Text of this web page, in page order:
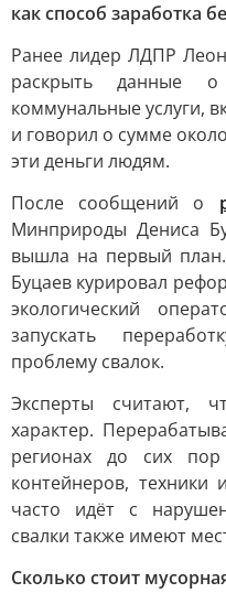
как способ заработка
Ранее лидер ЛДПР
раскрыть данные
коммунальные услуги,
и говорил о сумме около
эти деньги людям.
После сообщений о
Минприроды Дениса
вышла на первый
Буцаев курировал
экологический
запускать
проблему свалок.
Эксперты считают,
характер.
регионах до сих
контейнеров,
часто идёт с
свалки также имеют
Сколько стоит